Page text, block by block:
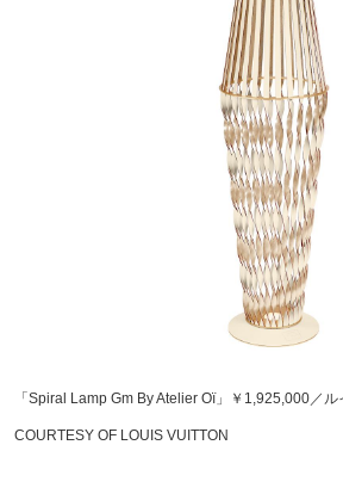
「Spiral Lamp Gm By Atelier Oï」￥1,925,000／ル
COURTESY OF LOUIS VUITTON